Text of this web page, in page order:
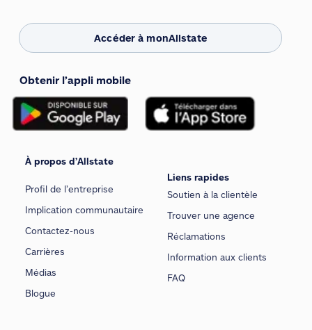
Accéder à monAllstate
Obtenir l’appli mobile
À propos d’Allstate
Profil de l’entreprise
Implication communautaire
Contactez-nous
Carrières
Médias
Blogue
Liens rapides
Soutien à la clientèle
Trouver une agence
Réclamations
Information aux clients
FAQ